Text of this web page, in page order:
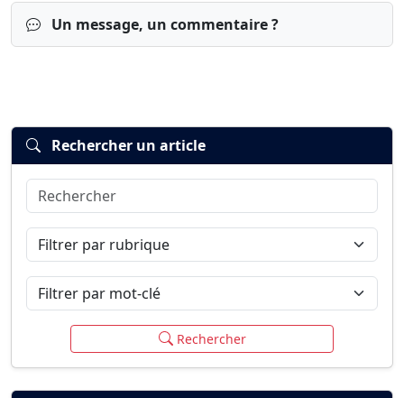
Un message, un commentaire ?
Connexion
Rechercher un article
Rechercher
Filtrer par rubrique
Filtrer par mot-clé
Rechercher